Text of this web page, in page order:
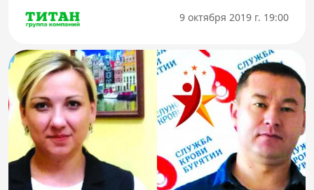
9 октября 2019 г. 19:00